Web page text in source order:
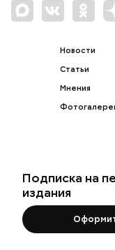
Новости
Статьи
Мнения
Подписка на
издания